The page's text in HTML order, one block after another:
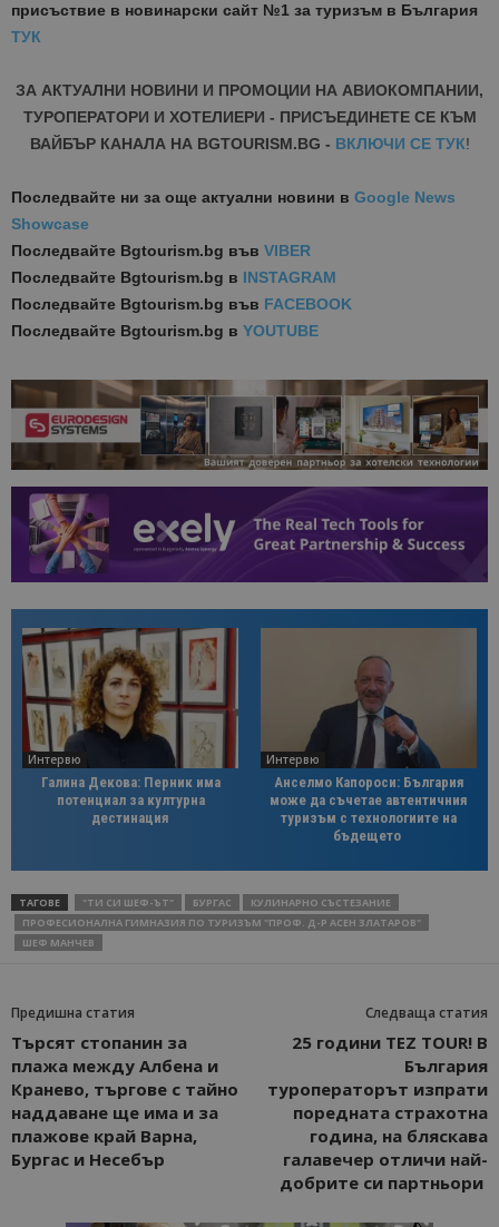
присъствие в новинарски сайт №1 за туризъм в България
ТУК
ЗА АКТУАЛНИ НОВИНИ И ПРОМОЦИИ НА АВИОКОМПАНИИ,
ТУРОПЕРАТОРИ И ХОТЕЛИЕРИ - ПРИСЪЕДИНЕТЕ СЕ КЪМ
ВАЙБЪР КАНАЛА НА BGTOURISM.BG - ВКЛЮЧИ СЕ ТУК!
Последвайте ни за още актуални новини в Google News
Showcase
Последвайте Bgtourism.bg във VIBER
Последвайте Bgtourism.bg в INSTAGRAM
Последвайте Bgtourism.bg във FACEBOOK
Последвайте Bgtourism.bg в YOUTUBE
Интервю
Галина Декова: Перник има
потенциал за културна
дестинация
Интервю
Анселмо Капороси: България
може да съчетае автентичния
туризъм с технологиите на
бъдещето
ТАГОВЕ "ТИ СИ ШЕФ-ЪТ" БУРГАС
КУЛИНАРНО СЪСТЕЗАНИЕ
ПРОФЕСИОНАЛНА ГИМНАЗИЯ ПО ТУРИЗЪМ "ПРОФ. Д-Р АСЕН ЗЛАТАРОВ"
ШЕФ МАНЧЕВ
Предишна статия
Търсят стопанин за
плажа между Албена и
Кранево, търгове с тайно
наддаване ще има и за
плажове край Варна,
Бургас и Несебър
Следваща статия
25 години TEZ TOUR! В
България
туроператорът изпрати
поредната страхотна
година, на бляскава
галавечер отличи най-
добрите си партньори